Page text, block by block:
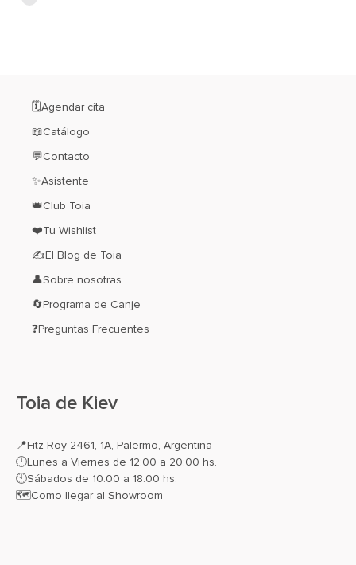
🗓️Agendar cita
📖Catálogo
💬Contacto
✨Asistente
👑Club Toia
❤️Tu Wishlist
✍El Blog de Toia
👤Sobre nosotras
🔄Programa de Canje
❓Preguntas Frecuentes
Toia de Kiev
📍Fitz Roy 2461, 1A, Palermo, Argentina
🕛Lunes a Viernes de 12:00 a 20:00 hs.
🕙Sábados de 10:00 a 18:00 hs.
🗺️Como llegar al Showroom